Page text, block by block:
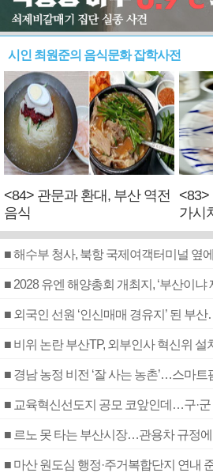
시인 최원준의 음식문화 잡학사전
<84> 관문과 환대, 부산 역전
음식
<83>
가시
■ 해수부 청사, 북항 국제여객터미널 옆
■ 2028 유엔 해양총회 개최지, ‘부산이냐
■ 외국인 선원 ‘인신매매 경유지’ 된 부
■ 비위 논란 부산TP, 외부인사 혁신위 설
■ 경남 농정 비전 ‘잘 사는 농촌’…스마
■ 교육혁신선도지 공모 코앞인데…구·군
■ 르노 못 타는 부산시장…관용차 규정
■ 마산 원도심 행정·주거복합단지 연내